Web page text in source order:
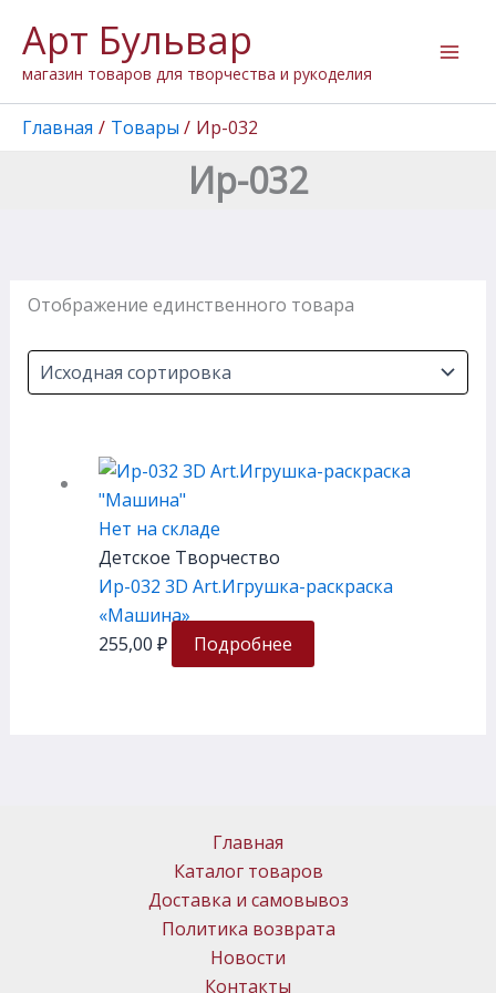
содержимому
Арт Бульвар
магазин товаров для творчества и рукоделия
Главная Товары Ир-032
Ир-032
Отображение единственного товара
Нет на складе
Детское Творчество
Ир-032 3D Art.Игрушка-раскраска
«Машина»
255,00 ₽ Подробнее
Главная
Каталог товаров
Доставка и самовывоз
Политика возврата
Новости
Контакты